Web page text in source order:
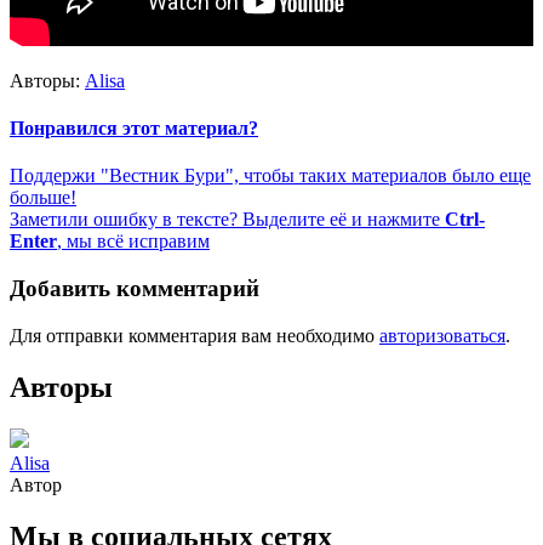
Авторы: Alisa
Понравился этот материал?
Поддержи "Вестник Бури", чтобы таких материалов было еще
больше!
Заметили ошибку в тексте? Выделите её и нажмите Ctrl-
Enter, мы всё исправим
Добавить комментарий
Для отправки комментария вам необходимо авторизоваться.
Авторы
Alisa
Автор
Мы в социальных сетях